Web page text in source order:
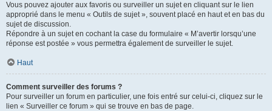
Vous pouvez ajouter aux favoris ou surveiller un sujet en cliquant sur le lien
approprié dans le menu « Outils de sujet », souvent placé en haut et en bas du
sujet de discussion.
Répondre à un sujet en cochant la case du formulaire « M’avertir lorsqu’une
réponse est postée » vous permettra également de surveiller le sujet.
Haut
Comment surveiller des forums ?
Pour surveiller un forum en particulier, une fois entré sur celui-ci, cliquez sur le
lien « Surveiller ce forum » qui se trouve en bas de page.